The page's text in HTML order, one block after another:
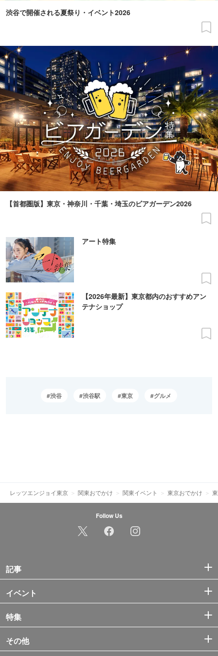
渋谷で開催される夏祭り・イベント2026
【首都圏版】東京・神奈川・千葉・埼玉のビアガーデン2026
アート特集
【2026年最新】東京都内のおすすめアン
テナショップ
渋谷 渋谷駅 東京 グルメ
レッツエンジョイ東京 関東おでかけ 関東イベント 東京おでかけ
Follow Us
記事
イベント
特集
その他